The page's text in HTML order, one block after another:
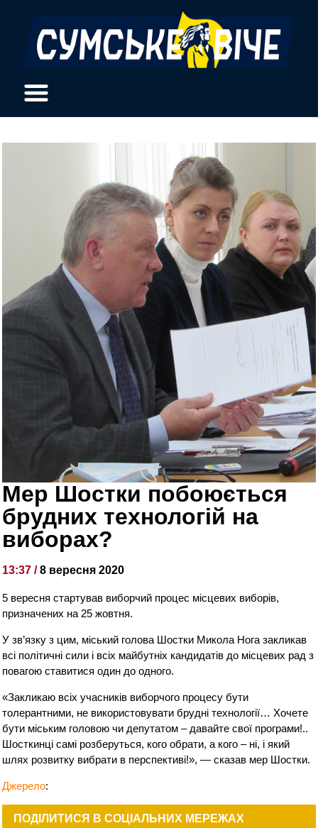
Мер Шостки побоюється
брудних технологій на
виборах?
13:37 /8 вересня 2020
5 вересня стартував виборчий процес місцевих виборів,
призначених на 25 жовтня.
У зв’язку з цим, міський голова Шостки Микола Нога закликав
всі політичні сили і всіх майбутніх кандидатів до місцевих рад з
повагою ставитися один до одного.
«Закликаю всіх учасників виборчого процесу бути
толерантними, не використовувати брудні технології… Хочете
бути міським головою чи депутатом – давайте свої програми!..
Шосткинці самі розберуться, кого обрати, а кого – ні, і який
шлях розвитку вибрати в перспективі!», — сказав мер Шостки.
Джерело:
ПОДІЛИТИСЯ В СОЦІАЛЬНИХ МЕРЕЖАХ